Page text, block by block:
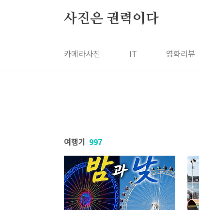
사진은 권력이다
카메라사진 IT 영화리뷰
여행기 997